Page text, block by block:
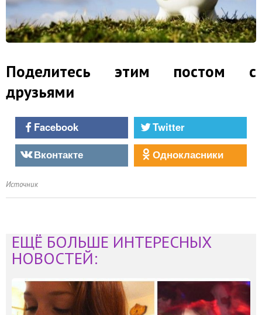
Поделитесь этим постом с
друзьями
Facebook
Twitter
Вконтакте
Однокласники
Источник
ЕЩЁ БОЛЬШЕ ИНТЕРЕСНЫХ
НОВОСТЕЙ: